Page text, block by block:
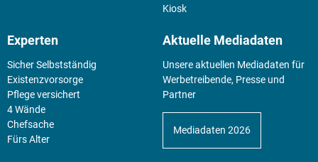
Kiosk
Experten
Sicher Selbstständig
Existenz­vorsorge
Pflege versichert
4 Wände
Chefsache
Fürs Alter
Aktuelle Mediadaten
Unsere aktuellen Mediadaten für
Werbetreibende, Presse und
Partner
Mediadaten 2026